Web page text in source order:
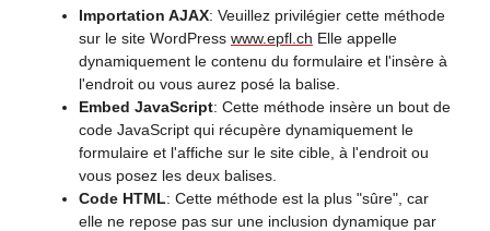
Importation AJAX: Veuillez privilégier cette méthode
sur le site WordPress www.epfl.ch Elle appelle
dynamiquement le contenu du formulaire et l'insère à
l'endroit ou vous aurez posé la balise.
Embed JavaScript: Cette méthode insère un bout de
code JavaScript qui récupère dynamiquement le
formulaire et l'affiche sur le site cible, à l'endroit ou
vous posez les deux balises.
Code HTML: Cette méthode est la plus "sûre", car
elle ne repose pas sur une inclusion dynamique par